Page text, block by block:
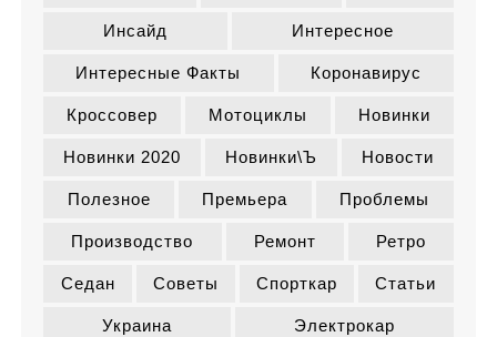
Инсайд Интересное
Интересные Факты Коронавирус
Кроссовер Мотоциклы Новинки
Новинки 2020 Новинки\ъ Новости
Полезное Премьера Проблемы
Производство Ремонт Ретро
Седан Советы Спорткар Статьи
Украина Электрокар